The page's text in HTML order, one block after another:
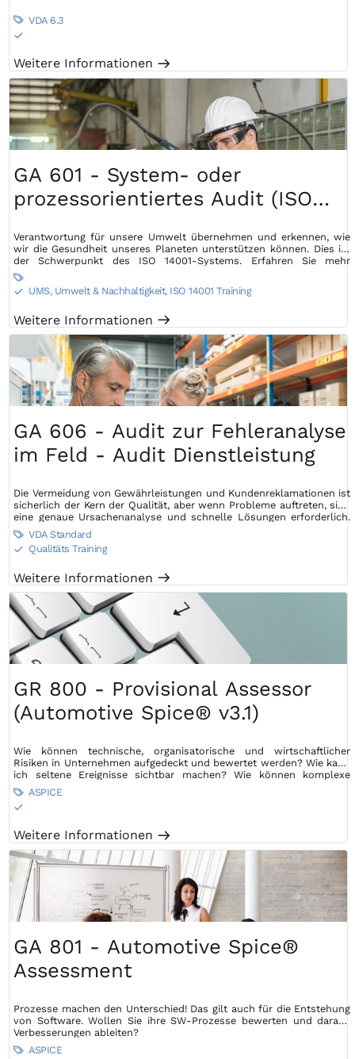
 VDA 6.3
S
Weitere Informationen m
GA 601 - System- oder
prozessorientiertes Audit (ISO
Verantwortung für unsere Umwelt übernehmen und erkennen, wie
wir die Gesundheit unseres Planeten unterstützen können. Dies ist
der Schwerpunkt des ISO 14001-Systems. Erfahren Sie mehr
darüber...

S
UMS, Umwelt & Nachhaltigkeit, ISO 14001 Training
Weitere Informationen m
GA 606 - Audit zur Fehleranalyse
im Feld - Audit Dienstleistung
Die Vermeidung von Gewährleistungen und Kundenreklamationen ist
sicherlich der Kern der Qualität, aber wenn Probleme auftreten, sind
eine genaue Ursachenanalyse und schnelle Lösungen erforderlich.
Ein Field Failure Analysis Audit kann dazu beitragen, Schwachstellen
und Stärken im Prozess der Feldrückgabe zu ermitteln.
 VDA Standard
S Qualitäts Training
Weitere Informationen m
GR 800 - Provisional Assessor
(Automotive Spice® v3.1)
Wie können technische, organisatorische und wirtschaftlicher
Risiken in Unternehmen aufgedeckt und bewertet werden? Wie kann
ich seltene Ereignisse sichtbar machen? Wie können komplexe
Zusammenhänge unterschiedlichster Art dargestellt werden?
 ASPICE
S
Weitere Informationen m
GA 801 - Automotive Spice®
Assessment
Prozesse machen den Unterschied! Das gilt auch für die Entstehung
von Software. Wollen Sie ihre SW-Prozesse bewerten und daraus
Verbesserungen ableiten?
 ASPICE